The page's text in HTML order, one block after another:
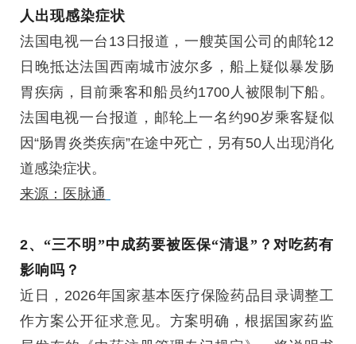
人出现感染症状
法国电视一台13日报道，一艘英国公司的邮轮12
日晚抵达法国西南城市波尔多，船上疑似暴发肠
胃疾病，目前乘客和船员约1700人被限制下船。
法国电视一台报道，邮轮上一名约90岁乘客疑似
因“肠胃炎类疾病”在途中死亡，另有50人出现消化
道感染症状。
来源：医脉通
2、 “三不明”中成药要被医保“清退”？对吃药有
影响吗？
近日，2026年国家基本医疗保险药品目录调整工
作方案公开征求意见。方案明确，根据国家药监